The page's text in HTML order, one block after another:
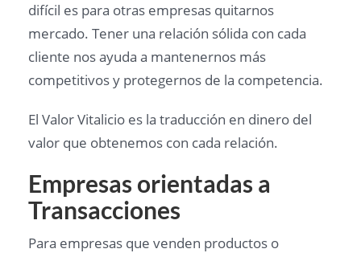
difícil es para otras empresas quitarnos
mercado. Tener una relación sólida con cada
cliente nos ayuda a mantenernos más
competitivos y protegernos de la competencia.
El Valor Vitalicio es la traducción en dinero del
valor que obtenemos con cada relación.
Empresas orientadas a
Transacciones
Para empresas que venden productos o